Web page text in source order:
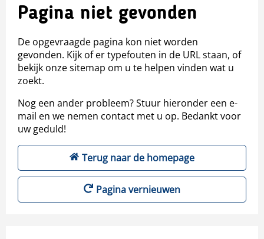
Pagina niet gevonden
De opgevraagde pagina kon niet worden
gevonden. Kijk of er typefouten in de URL staan, of
bekijk onze sitemap om u te helpen vinden wat u
zoekt.
Nog een ander probleem? Stuur hieronder een e-
mail en we nemen contact met u op. Bedankt voor
uw geduld!
Terug naar de homepage
Pagina vernieuwen